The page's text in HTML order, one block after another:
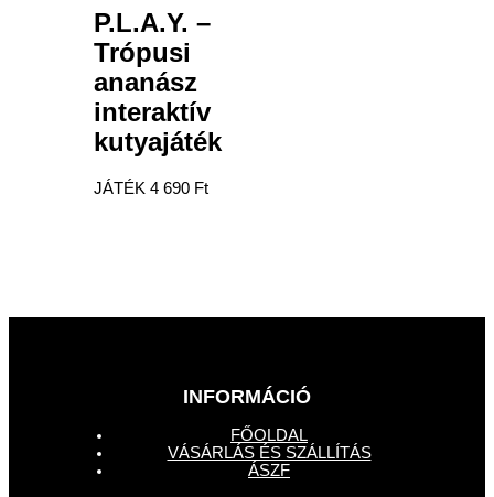
P.L.A.Y. –
Trópusi
ananász
interaktív
kutyajáték
JÁTÉK4 690 Ft
INFORMÁCIÓ
FŐOLDAL
VÁSÁRLÁS ÉS SZÁLLÍTÁS
ÁSZF